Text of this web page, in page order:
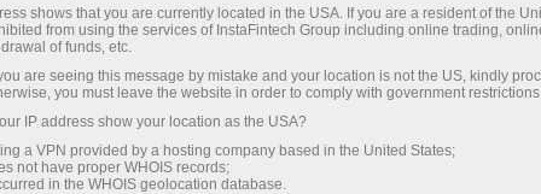
U.S. CORE DURABLE GOODS
EDGE HIGHER IN FEBRUARY,
SIGNALING STEADY
UNDERLYING DEMAND
shows that you are currently located in the USA. If you are a resident of the
from using the services of InstaFintech Group including online trading,
of funds, etc.
are seeing this message by mistake and your location is not the US, kindly
you must leave the website in order to comply with government
IP address show your location as the USA?
a VPN provided by a hosting company based in the United States;
not have proper WHOIS records;
in the WHOIS geolocation database.